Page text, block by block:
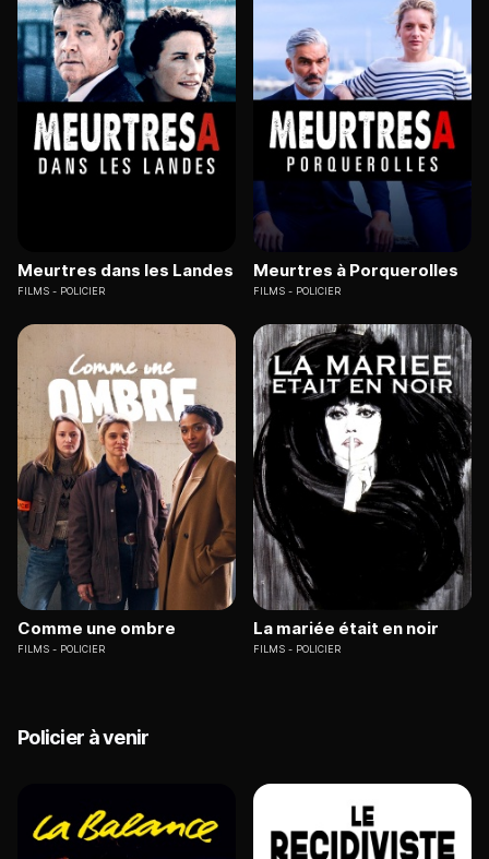
Meurtres dans les Landes
FILMS POLICIER
Meurtres à Porquerolles
FILMS POLICIER
Comme une ombre
FILMS POLICIER
La mariée était en noir
FILMS POLICIER
Policier à venir